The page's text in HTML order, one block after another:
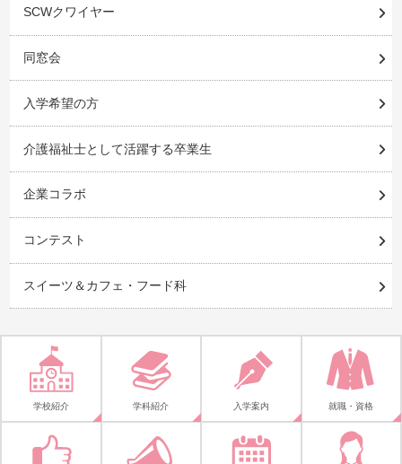
SCWクワイヤー
同窓会
入学希望の方
介護福祉士として活躍する卒業生
企業コラボ
コンテスト
スイーツ＆カフェ・フード科
学校紹介 学科紹介 入学案内 就職・資格